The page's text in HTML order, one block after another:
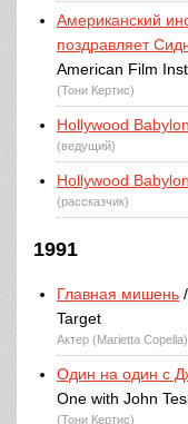
Американский
поздравляет
American Film
(Тони Кертис)
Hollywood Babylon
(ведущий)
Hollywood
(рассказчик)
1991
Главная мишень
Target
Актер (Marietta Copella)
Один на один с
One with John
(Тони Кертис)